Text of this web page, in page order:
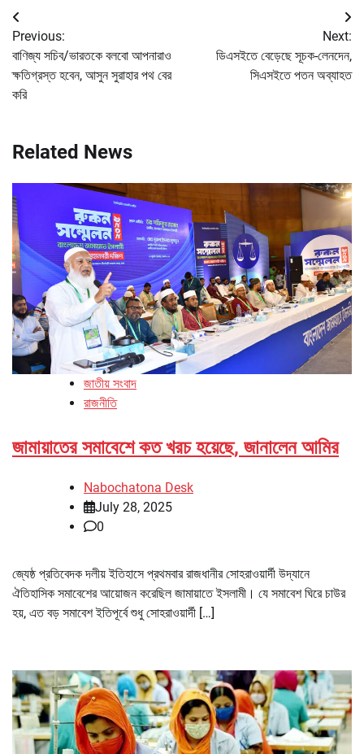
Post
navigation
Previous:
বাণিজ্য সচিব/ভারতকে বলবো আপনারাও
ক্ষতিগ্রস্ত হবেন, আসুন সুরাহার পথ বের
করি
Next:
ডিএসইতে বেড়েছে সূচক-লেনদেন,
সিএসইতে পতন অব্যাহত
Related News
জাতীয় সংবাদ
রাজনীতি
জামায়াতের সমাবেশে কত খরচ হয়েছে, জানালেন আমির
Nabochatona Desk
July 28, 2025
0
জ্যেষ্ঠ প্রতিবেদক দলীয় ইতিহাসে প্রথমবার রাজধানীর সোহরাওয়ার্দী উদ্যানে
ঐতিহাসিক সমাবেশের আয়োজন করেছিল জামায়াতে ইসলামী। যে সমাবেশ ঘিরে চাউর
হয়, এত বড় সমাবেশ ইতিপূর্বে শুধু সোহরাওয়ার্দী […]